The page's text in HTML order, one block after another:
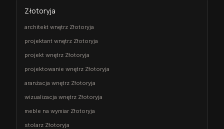
Złotoryja
architekt wnętrz Złotoryja
projektant wnętrz Złotoryja
projekt wnętrz Złotoryja
projektowanie wnętrz Złotoryja
aranżacja wnętrz Złotoryja
wizualizacja wnętrz Złotoryja
meble na wymiar Złotoryja
stolarz Złotoryja